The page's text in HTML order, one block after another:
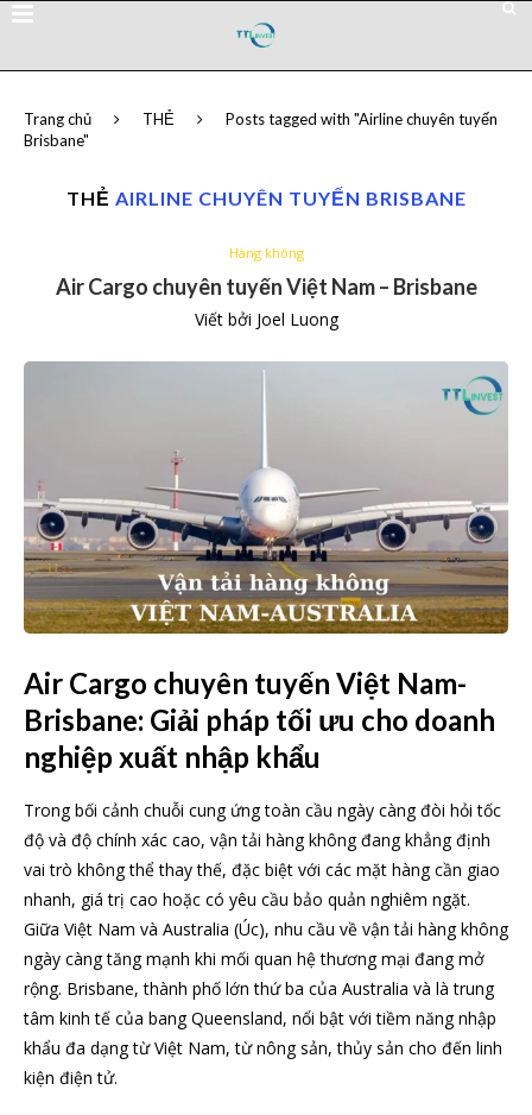
Trang chủ THẺ
Posts tagged with "Airline chuyên tuyến
Brisbane"
THẺ AIRLINE CHUYÊN TUYẾN BRISBANE
Hàng không
Air Cargo chuyên tuyến Việt Nam – Brisbane
Viết bởi Joel Luong
Air Cargo chuyên tuyến Việt Nam-
Brisbane: Giải pháp tối ưu cho doanh
nghiệp xuất nhập khẩu
Trong bối cảnh chuỗi cung ứng toàn cầu ngày càng đòi hỏi tốc
độ và độ chính xác cao, vận tải hàng không đang khẳng định
vai trò không thể thay thế, đặc biệt với các mặt hàng cần giao
nhanh, giá trị cao hoặc có yêu cầu bảo quản nghiêm ngặt.
Giữa Việt Nam và Australia (Úc), nhu cầu về vận tải hàng không
ngày càng tăng mạnh khi mối quan hệ thương mại đang mở
rộng. Brisbane, thành phố lớn thứ ba của Australia và là trung
tâm kinh tế của bang Queensland, nổi bật với tiềm năng nhập
khẩu đa dạng từ Việt Nam, từ nông sản, thủy sản cho đến linh
kiện điện tử.